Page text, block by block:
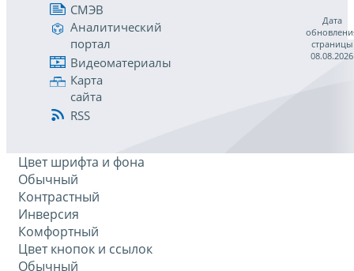
СМЭВ
Аналитический
портал
Видеоматериалы
Карта
сайта
RSS
Дата
страницы
08.08.2026
Цвет шрифта и фона
Обычный
Контрастный
Инверсия
Комфортный
Цвет кнопок и ссылок
Обычный